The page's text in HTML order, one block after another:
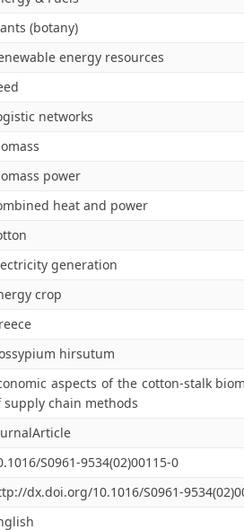
(botany)
energy resources
networks
power
heat and power
generation
crop
hirsutum
aspects of the cotton-stalk
supply chain methods
S0961-9534(02)00115-0
dx.doi.org/10.1016/S0961-